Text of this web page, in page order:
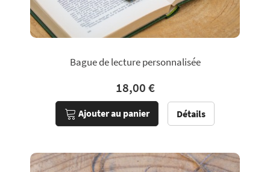
Bague de lecture personnalisée
18,00 €
Ajouter au panier Détails